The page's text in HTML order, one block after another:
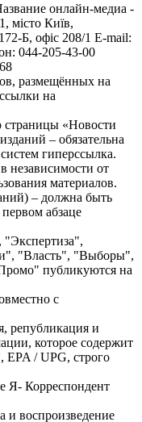
онлайн-медиа -
місто Київ,
Б, офіс 208/1 E-mail:
044-205-43-00
размещённых на
на
страницы «Новости
– обязательна
гиперссылка.
независимости от
материалов.
– должна быть
абзаце
"Власть", "Выборы",
публикуются на
с
републикация и
которое содержит
/ UPG, строго
Я- Корреспондент
и воспроизведение